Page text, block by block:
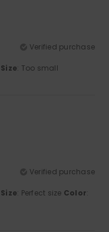
Verified purchase
Size: Too small
Verified purchase
Size: Perfect size Color: